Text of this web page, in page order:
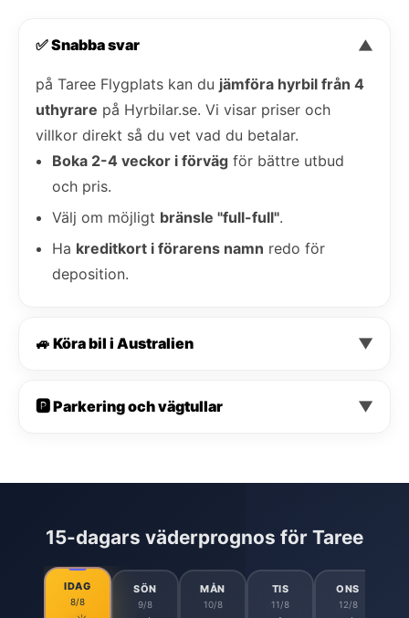
✅ Snabba svar ▼
på Taree Flygplats kan du jämföra hyrbil från 4
uthyrare på Hyrbilar.se. Vi visar priser och
villkor direkt så du vet vad du betalar.
Boka 2-4 veckor i förväg för bättre utbud
och pris.
Välj om möjligt bränsle "full-full".
Ha kreditkort i förarens namn redo för
deposition.
🚙 Köra bil i Australien ▼
🅿️ Parkering och vägtullar ▼
15-dagars väderprognos för Taree
IDAG
8/8
SÖN
9/8
MÅN
10/8
TIS
11/8
ONS
12/8